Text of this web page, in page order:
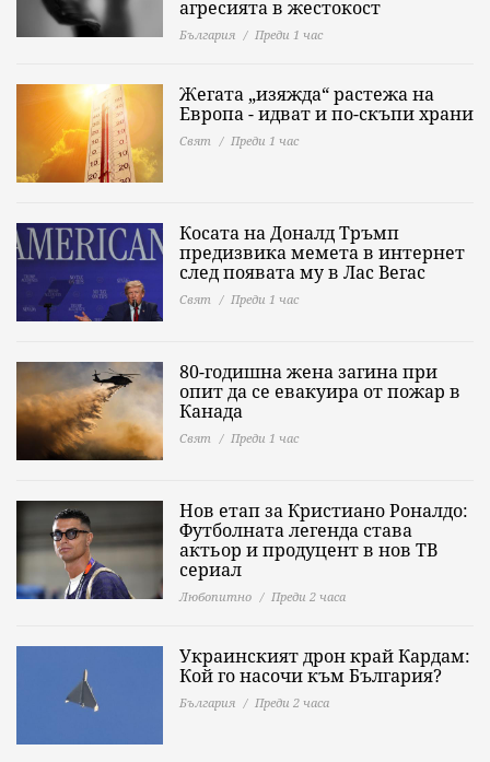
агресията в жестокост
България Преди 1 час
Жегата „изяжда“ растежа на
Европа - идват и по-скъпи храни
Свят Преди 1 час
Косата на Доналд Тръмп
предизвика мемета в интернет
след появата му в Лас Вегас
Свят Преди 1 час
80-годишна жена загина при
опит да се евакуира от пожар в
Канада
Свят Преди 1 час
Нов етап за Кристиано Роналдо:
Футболната легенда става
актьор и продуцент в нов ТВ
сериал
Любопитно Преди 2 часа
Украинският дрон край Кардам:
Кой го насочи към България?
България Преди 2 часа